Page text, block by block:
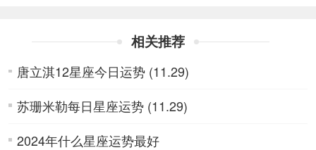
相关推荐
唐立淇12星座今日运势 (11.29)
苏珊米勒每日星座运势 (11.29)
2024年什么星座运势最好